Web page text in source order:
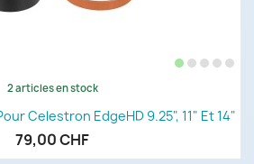
2 articles en stock
Celestron EdgeHD 9.25", 11" Et 14"
79,00 CHF